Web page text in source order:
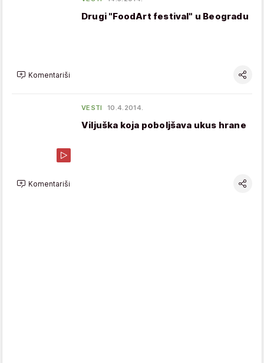
Drugi "FoodArt festival" u Beogradu
Komentariši
VESTI 10.4.2014.
Viljuška koja poboljšava ukus hrane
Komentariši